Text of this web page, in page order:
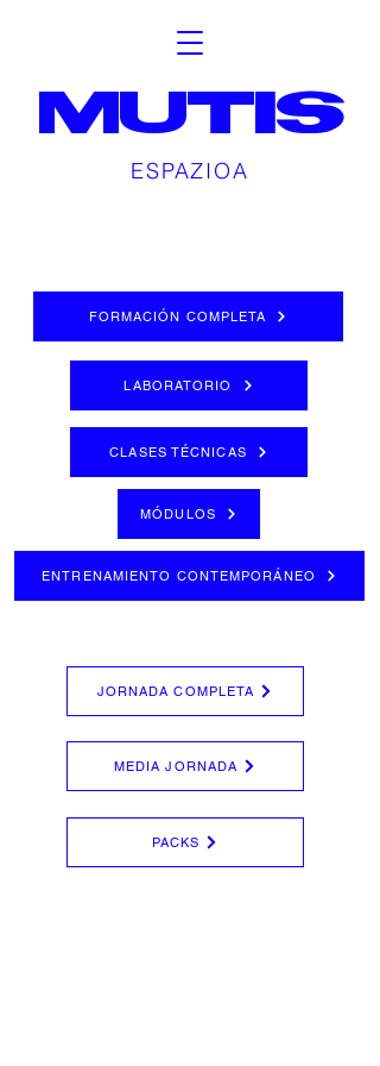
MUTIS
FORMACIÓN COMPLETA
LABORATORIO
CLASES TÉCNICAS
MÓDULOS
ENTRENAMIENTO CONTEMPORÁNEO
JORNADA COMPLETA
MEDIA JORNADA
PACKS
ESPAZIOA